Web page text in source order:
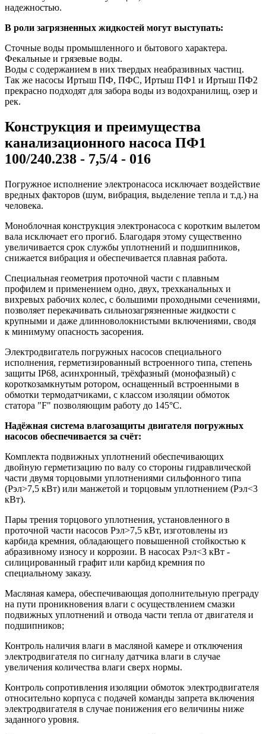
надежностью.
В роли загрязненных жидкостей могут выступать:
Сточные воды промышленного и бытового характера.
Фекальные и грязевые воды.
Воды с содержанием в них твердых неабразивных частиц.
Так же насосы Иртыш ПФ, ПФС, Иртыш ПФ1 и Иртыш ПФ2
прекрасно подходят для забора воды из водохранилищ, озер и
рек.
Конструкция и преимущества
канализационного насоса ПФ1
100/240.238 - 7,5/4 - 016
Погружное исполнение электронасоса исключает воздействие
вредных факторов (шум, вибрация, выделение тепла и т.д.) на
человека.
Моноблочная конструкция электронасоса с коротким вылетом
вала исключает его прогиб. Благодаря этому существенно
увеличивается срок службы уплотнений и подшипников,
снижается вибрация и обеспечивается плавная работа.
Специальная геометрия проточной части с плавным
профилем и применением одно, двух, трехканальных и
вихревых рабочих колес, с большими проходными сечениями,
позволяет перекачивать сильнозагрязненные жидкости с
крупными и даже длинноволокнистыми включениями, сводя
к минимуму опасность засорения.
Электродвигатель погружных насосов специального
исполнения, герметизированный встроенного типа, степень
защиты IP68, асинхронный, трёхфазный (монофазный) с
короткозамкнутым ротором, оснащенный встроенными в
обмотки термодатчиками, с классом изоляции обмоток
статора "F" позволяющим работу до 145°С.
Надёжная система влагозащиты двигателя погружных
насосов обеспечивается за счёт:
Комплекта подвижных уплотнений обеспечивающих
двойную герметизацию по валу со стороны гидравлической
части двумя торцовыми уплотнениями сильфонного типа
(Рэл>7,5 кВт) или манжетой и торцовым уплотнением (Рэл<3
кВт).
Пары трения торцового уплотнения, установленного в
проточной части насосов Рэл>7,5 кВт, изготовлены из
карбида кремния, обладающего повышенной стойкостью к
абразивному износу и коррозии. В насосах Рэл<3 кВт -
силицированный графит или карбид кремния по
специальному заказу.
Масляная камера, обеспечивающая дополнительную преграду
на пути проникновения влаги с осуществлением смазки
подвижных уплотнений и отвода части тепла от двигателя и
подшипников;
Контроль наличия влаги в масляной камере и отключения
электродвигателя по сигналу датчика влаги в случае
увеличения количества влаги сверх нормы.
Контроль сопротивления изоляции обмоток электродвигателя
относительно корпуса с подачей команды запрета включения
электродвигателя в случае понижения его величины ниже
заданного уровня.